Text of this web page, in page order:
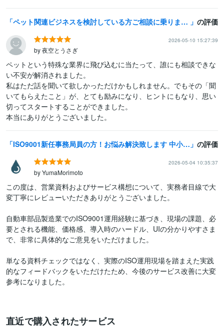
ペット関連ビジネスを検討している方ご相談に乗ります 【ペット業界16年で情報量豊富です！】 の評価
2026-05-10 15:27:39
by 夜空とうさぎ
ペットという特殊な業界に飛び込むに当たって、誰にも相談できな
い不安が解消されました。
私はただ話を聞いて欲しかっただけかもしれません。でもその「聞
いてもらえたこと」が、とても励みになり、ヒントにもなり、思い
切ってスタートすることができました。
本当にありがとうございました。
ISO9001新任事務局員の方！お悩み解決致します 中小企業にて管理責任者を15年以上現役にてしております。 の評価
2026-05-04 10:35:37
by YumaMorimoto
この度は、営業資料およびサービス構想について、実務者目線で大
変丁寧にレビューいただきありがとうございました。
自動車部品製造業でのISO9001運用経験に基づき、現場の課題、必
要とされる機能、価格感、導入時のハードル、UIの分かりやすさま
で、非常に具体的なご意見をいただけました。
単なる資料チェックではなく、実際のISO運用現場を踏まえた実践
的なフィードバックをいただけたため、今後のサービス改善に大変
参考になりました。
直近で購入されたサービス